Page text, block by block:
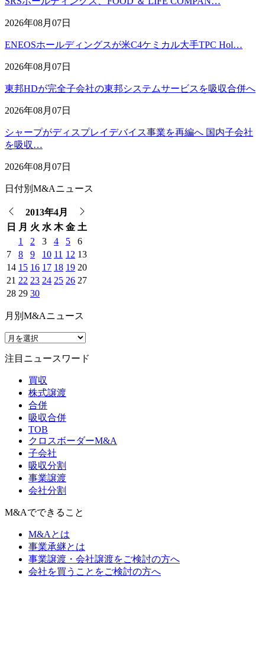
2026年08月07日
ENEOSホールディングスが米C4ケミカル大手TPC Hol…
2026年08月07日
東邦HDが完全子会社の東邦システムサービスを吸収合併へ
2026年08月07日
シャープがディスプレイデバイス事業を再編へ 国内子会社
を吸収…
2026年08月07日
日付別M&Aニュース
2013年4月
日
月 火 水 木 金 土
1
2 3 4 5
6
7
8 9 10 11 12 13
14 15 16 17 18 19 20
21 22 23 24 25 26 27
28 29 30
月別M&Aニュース
注目ニュースワード
買収
株式譲渡
合併
吸収合併
TOB
クロスボーダーM&A
子会社
吸収分割
事業譲渡
会社分割
M&Aでできること
M&Aとは
事業承継とは
事業譲渡・会社譲渡をご検討の方へ
会社を買うことをご検討の方へ